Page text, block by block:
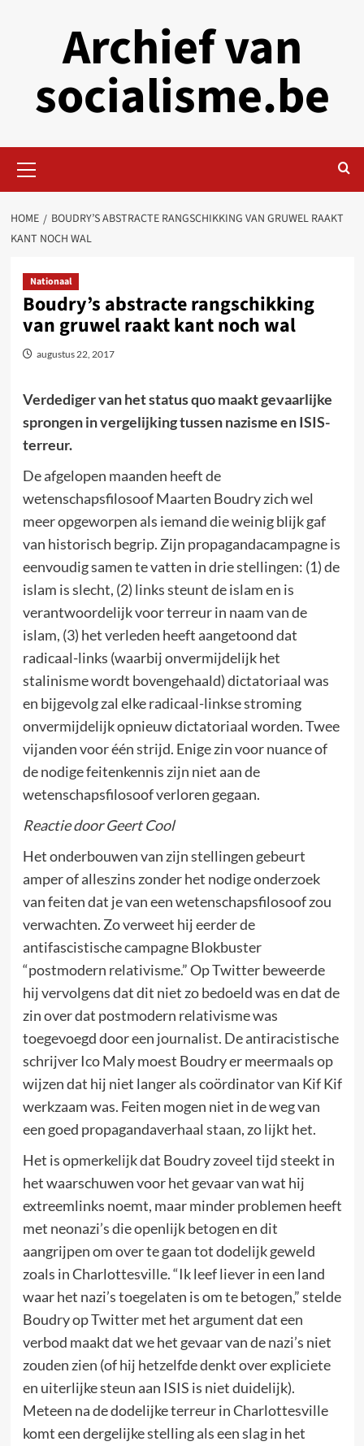
Archief van
socialisme.be
Menu
HOME
BOUDRY’S ABSTRACTE RANGSCHIKKING VAN GRUWEL RAAKT
KANT NOCH WAL
Nationaal
Boudry’s abstracte rangschikking
van gruwel raakt kant noch wal
augustus 22, 2017
Verdediger van het status quo maakt gevaarlijke
sprongen in vergelijking tussen nazisme en ISIS-
terreur.
De afgelopen maanden heeft de
wetenschapsfilosoof Maarten Boudry zich wel
meer opgeworpen als iemand die weinig blijk gaf
van historisch begrip. Zijn propagandacampagne is
eenvoudig samen te vatten in drie stellingen: (1) de
islam is slecht, (2) links steunt de islam en is
verantwoordelijk voor terreur in naam van de
islam, (3) het verleden heeft aangetoond dat
radicaal-links (waarbij onvermijdelijk het
stalinisme wordt bovengehaald) dictatoriaal was
en bijgevolg zal elke radicaal-linkse stroming
onvermijdelijk opnieuw dictatoriaal worden. Twee
vijanden voor één strijd. Enige zin voor nuance of
de nodige feitenkennis zijn niet aan de
wetenschapsfilosoof verloren gegaan.
Reactie door Geert Cool
Het onderbouwen van zijn stellingen gebeurt
amper of alleszins zonder het nodige onderzoek
van feiten dat je van een wetenschapsfilosoof zou
verwachten. Zo verweet hij eerder de
antifascistische campagne Blokbuster
“postmodern relativisme.” Op Twitter beweerde
hij vervolgens dat dit niet zo bedoeld was en dat de
zin over dat postmodern relativisme was
toegevoegd door een journalist. De antiracistische
schrijver Ico Maly moest Boudry er meermaals op
wijzen dat hij niet langer als coördinator van Kif Kif
werkzaam was. Feiten mogen niet in de weg van
een goed propagandaverhaal staan, zo lijkt het.
Het is opmerkelijk dat Boudry zoveel tijd steekt in
het waarschuwen voor het gevaar van wat hij
extreemlinks noemt, maar minder problemen heeft
met neonazi’s die openlijk betogen en dit
aangrijpen om over te gaan tot dodelijk geweld
zoals in Charlottesville. “Ik leef liever in een land
waar het nazi’s toegelaten is om te betogen,” stelde
Boudry op Twitter met het argument dat een
verbod maakt dat we het gevaar van de nazi’s niet
zouden zien (of hij hetzelfde denkt over expliciete
en uiterlijke steun aan ISIS is niet duidelijk).
Meteen na de dodelijke terreur in Charlottesville
komt een dergelijke stelling als een slag in het